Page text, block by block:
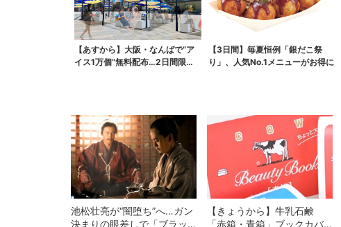
【あすから】大阪・なんばで“ア
イス1万個”無料配布…2日間限定
【3日間】毎夏恒例「銀だこ祭
り」、人気No.1メニューがお得に
池松壮亮が“闇堕ち”へ…ガン
決まりの眼差しで「ブラッ
【きょうから】牛乳石鹸
「赤箱・青箱」ブックカバ